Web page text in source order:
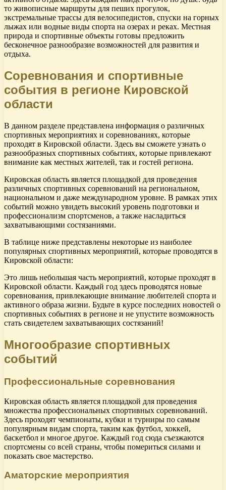
то живописные маршруты для пеших прогулок,
экстремальные трассы для велосипедистов, спуски на горных
лыжах или водные виды спорта на озерах и реках. Местная
природа и спортивные объекты готовы предложить
бесконечное разнообразие возможностей для развития и
отдыха.
Соревнования и спортивные
события в регионе Кировской
области
В данном разделе представлена информация о различных
спортивных мероприятиях и соревнованиях, которые
проходят в Кировской области. Здесь вы сможете узнать о
разнообразных спортивных событиях, которые привлекают
внимание как местных жителей, так и гостей региона.
Кировская область является площадкой для проведения
различных спортивных соревнований на региональном,
национальном и даже международном уровне. В рамках этих
событий можно увидеть высокий уровень подготовки и
профессионализм спортсменов, а также насладиться
захватывающими состязаниями.
В таблице ниже представлены некоторые из наиболее
популярных спортивных мероприятий, которые проводятся в
Кировской области:
Это лишь небольшая часть мероприятий, которые проходят в
Кировской области. Каждый год здесь проводятся новые
соревнования, привлекающие внимание любителей спорта и
активного образа жизни. Будьте в курсе последних новостей о
спортивных событиях в регионе и не упустите возможность
стать свидетелем захватывающих состязаний!
Многообразие спортивных
событий
Профессиональные соревнования
Кировская область является площадкой для проведения
множества профессиональных спортивных соревнований.
Здесь проходят чемпионаты, кубки и турниры по самым
популярным видам спорта, таким как футбол, хоккей,
баскетбол и многое другое. Каждый год сюда съезжаются
спортсмены со всей страны, чтобы помериться силами и
показать свое мастерство.
Аматорские мероприятия